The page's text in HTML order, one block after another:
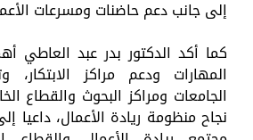
إلى جانب دعم حاضنات ومسرعات
كما أكد الدكتور بدر عبد العاطي
المهارات ودعم مراكز الابتكار،
الجامعات ومراكز البحوث والقطاع
نجاح منظومة ريادة الأعمال، داعيا